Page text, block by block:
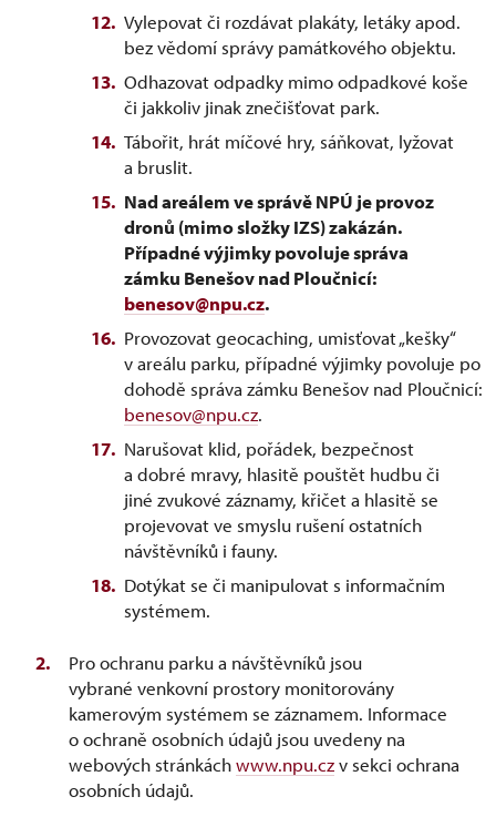
Vylepovat či rozdávat plakáty, letáky apod.
bez vědomí správy památkového objektu.
Odhazovat odpadky mimo odpadkové koše
či jakkoliv jinak znečišťovat park.
Tábořit, hrát míčové hry, sáňkovat, lyžovat
a bruslit.
Nad areálem ve správě NPÚ je provoz
dronů (mimo složky IZS) zakázán.
Případné výjimky povoluje správa
zámku Benešov nad Ploučnicí:
benesov@npu.cz.
Provozovat geocaching, umisťovat „kešky“
v areálu parku, případné výjimky povoluje po
dohodě správa zámku Benešov nad Ploučnicí:
benesov@npu.cz.
Narušovat klid, pořádek, bezpečnost
a dobré mravy, hlasitě pouštět hudbu či
jiné zvukové záznamy, křičet a hlasitě se
projevovat ve smyslu rušení ostatních
návštěvníků i fauny.
Dotýkat se či manipulovat s informačním
systémem.
Pro ochranu parku a návštěvníků jsou
vybrané venkovní prostory monitorovány
kamerovým systémem se záznamem. Informace
o ochraně osobních údajů jsou uvedeny na
webových stránkáchwww.npu.czv sekci ochrana
osobních údajů.